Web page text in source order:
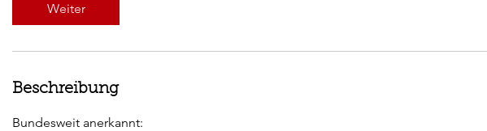
Weiter
Beschreibung
Bundesweit anerkannt: